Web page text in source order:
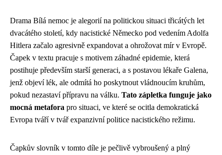
Drama Bílá nemoc je alegorií na politickou situaci třicátých let
dvacátého století, kdy nacistické Německo pod vedením Adolfa
Hitlera začalo agresivně expandovat a ohrožovat mír v Evropě.
Čapek v textu pracuje s motivem záhadné epidemie, která
postihuje především starší generaci, a s postavou lékaře Galena,
jenž objeví lék, ale odmítá ho poskytnout vládnoucím kruhům,
pokud nezastaví přípravu na válku. Tato zápletka funguje jako
mocná metafora pro situaci, ve které se ocitla demokratická
Evropa tváří v tvář expanzivní politice nacistického režimu.
Čapkův slovník v tomto díle je pečlivě vybroušený a plný